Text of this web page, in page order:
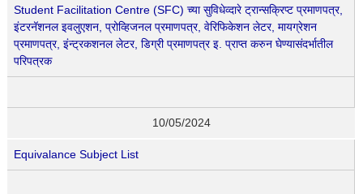
Student Facilitation Centre (SFC) च्या सुविधेव्दारे ट्रान्सक्रिप्ट प्रमाणपत्र,
इंटरनॅशनल इवलुएशन, प्रोव्हिजनल प्रमाणपत्र, वेरिफिकेशन लेटर, मायग्रेशन
प्रमाणपत्र, इंन्ट्रकशनल लेटर, डिग्री प्रमाणपत्र इ. प्राप्त करुन घेण्यासंदर्भातील
परिपत्रक
10/05/2024
Equivalance Subject List